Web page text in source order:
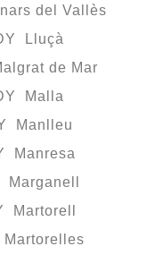
del Vallès
Lluçà
de Mar
Malla
Manlleu
Manresa
Martorell